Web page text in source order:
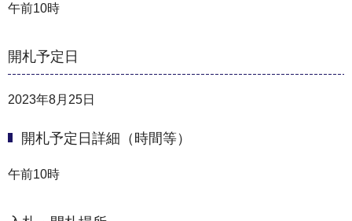
午前10時
開札予定日
2023年8月25日
開札予定日詳細（時間等）
午前10時